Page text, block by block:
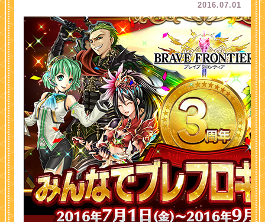
2016.07.01